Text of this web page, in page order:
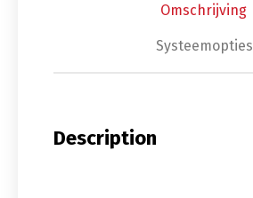
Omschrijving
Systeemopties
Description